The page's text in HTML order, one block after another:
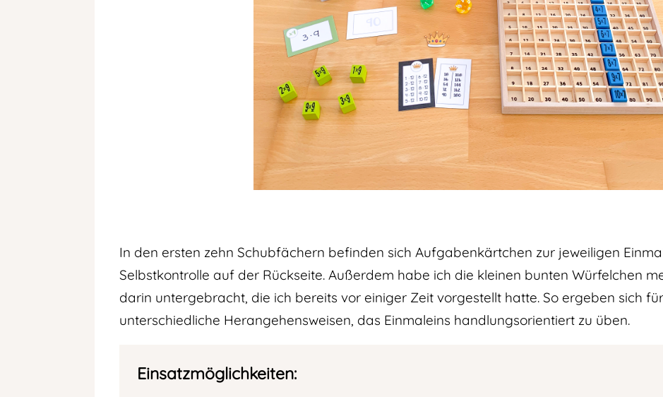
In den ersten zehn Schubfächern befinden sich Aufgabenkärtchen zur jeweiligen
Selbstkontrolle auf der Rückseite. Außerdem habe ich die kleinen bunten Würfelchen
darin untergebracht, die ich bereits vor einiger Zeit vorgestellt hatte. So ergeben sich
unterschiedliche Herangehensweisen, das Einmaleins handlungsorientiert zu üben.
Einsatzmöglichkeiten: